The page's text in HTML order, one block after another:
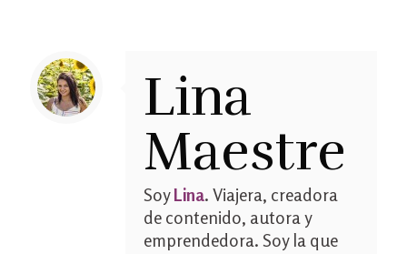
Lina
Maestre
SoyLina. Viajera, creadora
de contenido, autora y
emprendedora. Soy la que